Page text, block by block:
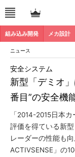
組み込み開発 メカ設計
ニュース
新型「デミオ
番目”の安全機
安全システム
「2014-2015日本
評価を得ている新
レーダーの性能も
ACTIVSENSE」の